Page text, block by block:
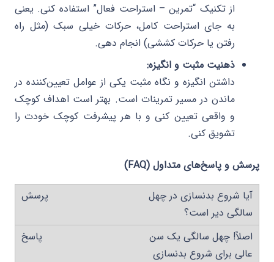
از تکنیک “تمرین – استراحت فعال” استفاده کنی. یعنی
به جای استراحت کامل، حرکات خیلی سبک (مثل راه
رفتن یا حرکات کششی) انجام دهی.
ذهنیت مثبت و انگیزه:
داشتن انگیزه و نگاه مثبت یکی از عوامل تعیین‌کننده در
ماندن در مسیر تمرینات است. بهتر است اهداف کوچک
و واقعی تعیین کنی و با هر پیشرفت کوچک خودت را
تشویق کنی.
پرسش و پاسخ‌های متداول (FAQ)
آیا شروع بدنسازی در چهل
سالگی دیر است؟
اصلاً! چهل سالگی یک سن
عالی برای شروع بدنسازی